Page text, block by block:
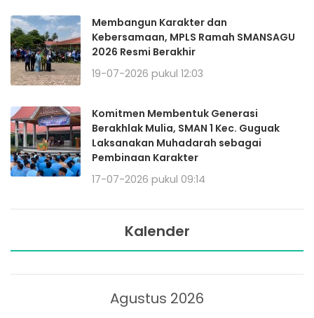
Membangun Karakter dan
Kebersamaan, MPLS Ramah SMANSAGU
2026 Resmi Berakhir
19-07-2026 pukul 12:03
Komitmen Membentuk Generasi
Berakhlak Mulia, SMAN 1 Kec. Guguak
Laksanakan Muhadarah sebagai
Pembinaan Karakter
17-07-2026 pukul 09:14
Kalender
Agustus 2026